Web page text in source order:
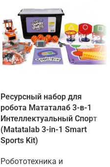
Ресурсный набор для
робота Мататалаб 3-в-1
Интеллектуальный Спорт
(Matatalab 3-in-1 Smart
Sports Kit)
Робототехника и